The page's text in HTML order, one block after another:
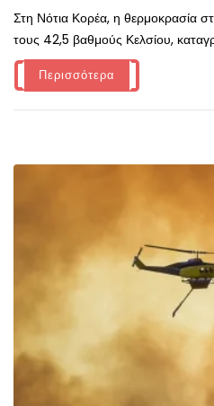
Στη Νότια Κορέα, η θερμοκρασία
τους 42,5 βαθμούς Κελσίου,
Περισσότερα